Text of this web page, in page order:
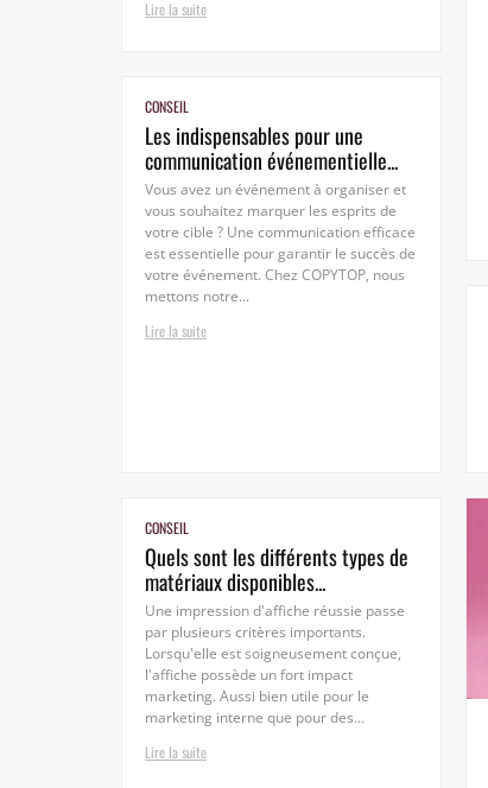
Lire la suite
CONSEIL
Les indispensables pour une
communication événementielle...
Vous avez un événement à organiser et
vous souhaitez marquer les esprits de
votre cible ? Une communication efficace
est essentielle pour garantir le succès de
votre événement. Chez COPYTOP, nous
mettons notre...
Lire la suite
CONSEIL
Quels sont les différents types de
matériaux disponibles...
Une impression d'affiche réussie passe
par plusieurs critères importants.
Lorsqu'elle est soigneusement conçue,
l'affiche possède un fort impact
marketing. Aussi bien utile pour le
marketing interne que pour des...
Lire la suite